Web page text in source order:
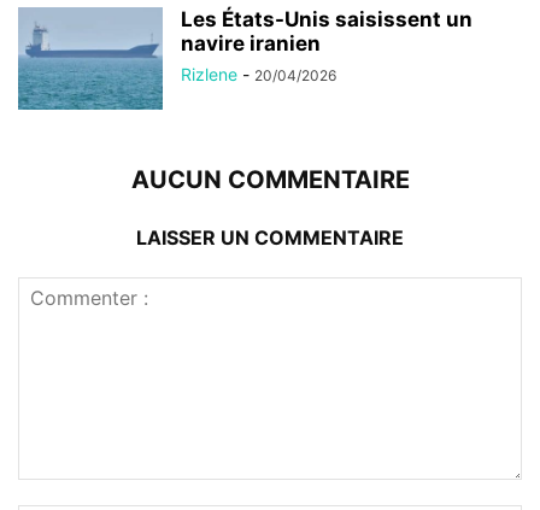
Les États-Unis saisissent un
navire iranien
Rizlene - 20/04/2026
AUCUN COMMENTAIRE
LAISSER UN COMMENTAIRE